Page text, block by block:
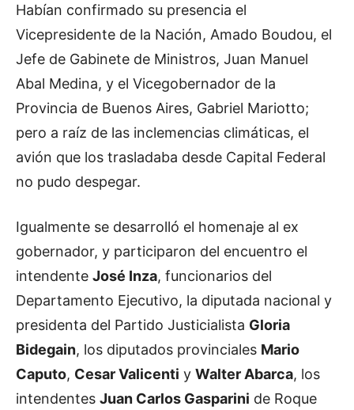
Habían confirmado su presencia el
Vicepresidente de la Nación, Amado Boudou, el
Jefe de Gabinete de Ministros, Juan Manuel
Abal Medina, y el Vicegobernador de la
Provincia de Buenos Aires, Gabriel Mariotto;
pero a raíz de las inclemencias climáticas, el
avión que los trasladaba desde Capital Federal
no pudo despegar.
Igualmente se desarrolló el homenaje al ex
gobernador, y participaron del encuentro el
intendente José Inza, funcionarios del
Departamento Ejecutivo, la diputada nacional y
presidenta del Partido Justicialista Gloria
Bidegain, los diputados provinciales Mario
Caputo, Cesar Valicenti y Walter Abarca, los
intendentes Juan Carlos Gasparini de Roque